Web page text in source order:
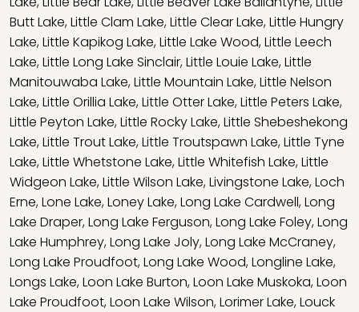
Butt Lake,Little Clam Lake,Little Clear Lake,Little Hungry
Lake,Little Kapikog Lake,Little Lake Wood,Little Leech
Lake,Little Long Lake Sinclair,Little Louie Lake,Little
Manitouwaba Lake,Little Mountain Lake,Little Nelson
Lake,Little Orillia Lake,Little Otter Lake,Little Peters Lake,
Little Peyton Lake,Little Rocky Lake,Little Shebeshekong
Lake,Little Trout Lake,Little Troutspawn Lake,Little Tyne
Lake,Little Whetstone Lake,Little Whitefish Lake,Little
Widgeon Lake,Little Wilson Lake,Livingstone Lake,Loch
Erne,Lone Lake,Loney Lake,Long Lake Cardwell,Long
Lake Draper,Long Lake Ferguson,Long Lake Foley,Long
Lake Humphrey,Long Lake Joly,Long Lake McCraney,
Long Lake Proudfoot,Long Lake Wood,Longline Lake,
Longs Lake,Loon Lake Burton,Loon Lake Muskoka,Loon
Lake Proudfoot,Loon Lake Wilson,Lorimer Lake,Louck